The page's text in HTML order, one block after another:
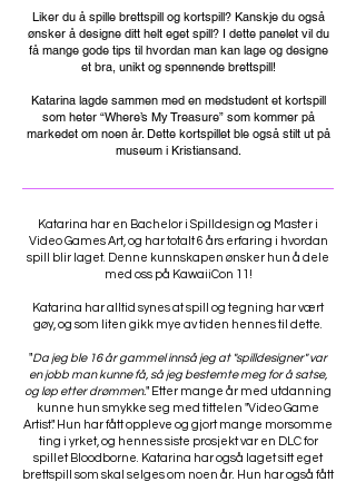
Liker du å spille brettspill og kortspill? Kanskje du også
ønsker å designe ditt helt eget spill? I dette panelet vil du
få mange gode tips til hvordan man kan lage og designe
et bra, unikt og spennende brettspill!
Katarina lagde sammen med en medstudent et kortspill
som heter “Where’s My Treasure” som kommer på
markedet om noen år. Dette kortspillet ble også stilt ut på
museum i Kristiansand.
Katarina har en Bachelor i Spilldesign og Master i
Video Games Art, og har totalt 6 års erfaring i hvordan
spill blir laget. Denne kunnskapen ønsker hun å dele
med oss på KawaiiCon 11!
Katarina har alltid synes at spill og tegning har vært
gøy, og som liten gikk mye av tiden hennes til dette.
"Da jeg ble 16 år gammel innså jeg at "spilldesigner" var
en jobb man kunne få, så jeg bestemte meg for å satse,
og løp etter drømmen." Etter mange år med utdanning
kunne hun smykke seg med tittelen "Video Game
Artist". Hun har fått oppleve og gjort mange morsomme
ting i yrket, og hennes siste prosjekt var en DLC for
spillet Bloodborne. Katarina har også laget sitt eget
brettspill som skal selges om noen år. Hun har også fått